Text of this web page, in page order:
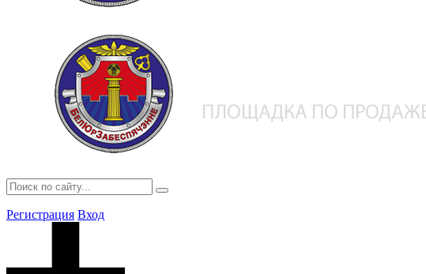
Регистрация Вход